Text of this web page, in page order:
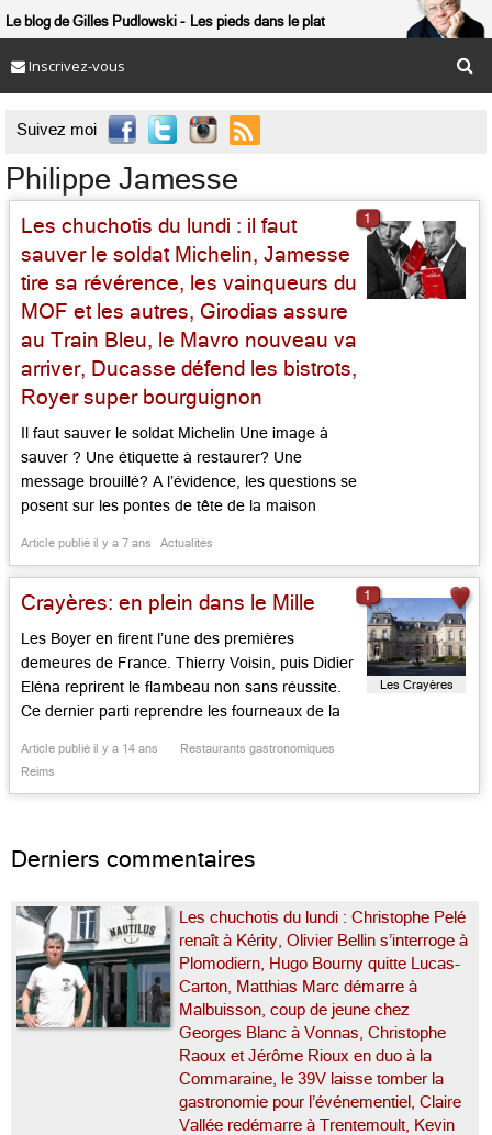
Le blog de Gilles Pudlowski Les pieds dans le plat
Inscrivez-vous
Suivez moi 
Philippe Jamesse
Les chuchotis du lundi : il faut
sauver le soldat Michelin, Jamesse
tire sa révérence, les vainqueurs du
MOF et les autres, Girodias assure
au Train Bleu, le Mavro nouveau va
arriver, Ducasse défend les bistrots,
Royer super bourguignon
Il faut sauver le soldat Michelin Une image à
sauver ? Une étiquette à restaurer? Une
message brouillé? A l’évidence, les questions se
posent sur les pontes de tête de la maison
guide le plus respecté de France. Nommé en
mars – et lancé comme une rock […]...
Article publié il y a 7 ans Actualités
1
Crayères: en plein dans le Mille
Les Boyer en firent l’une des premières
demeures de France. Thierry Voisin, puis Didier
Eléna reprirent le flambeau non sans réussite.
Ce dernier parti reprendre les fourneaux de la
du temps présent pour assurer le relais avec
Article publié il y a 14 ans
Restaurants gastronomiques
Reims
Les Crayères
1
Derniers commentaires
Les chuchotis du lundi : Christophe Pelé
renaît à Kérity, Olivier Bellin s’interroge à
Plomodiern, Hugo Bourny quitte Lucas-
Carton, Matthias Marc démarre à
Malbuisson, coup de jeune chez
Georges Blanc à Vonnas, Christophe
Raoux et Jérôme Rioux en duo à la
Commaraine, le 39V laisse tomber la
gastronomie pour l’événementiel, Claire
Vallée redémarre à Trentemoult, Kevin